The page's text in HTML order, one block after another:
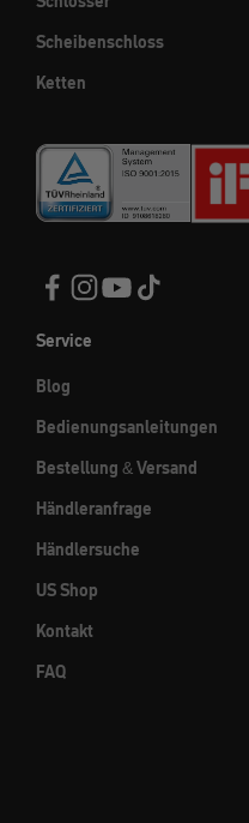
Scheibenschloss
Ketten
Service
Blog
Bedienungsanleitungen
Bestellung & Versand
Händleranfrage
Händlersuche
US Shop
Kontakt
FAQ